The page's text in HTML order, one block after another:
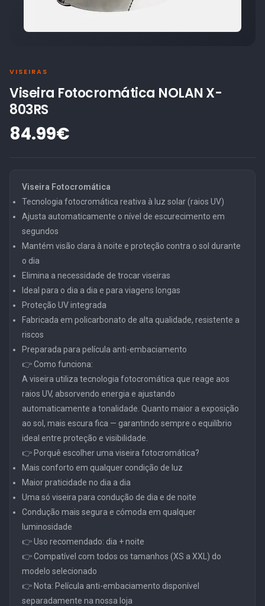
VISEIRAS
Viseira Fotocromática NOLAN X-
803RS
84.99€
Viseira Fotocromática
Tecnologia fotocromática reativa à luz solar (raios UV)
Ajusta automaticamente o nível de escurecimento em
segundos
Mantém visão clara à noite e proteção contra o sol durante
o dia
Elimina a necessidade de trocar viseiras
Ideal para o dia a dia e para viagens longas
Proteção UV integrada
Fabricada em policarbonato de alta qualidade, resistente a
riscos
Preparada para película anti-embaciamento
👉 Como funciona:
A viseira utiliza tecnologia fotocromática que reage aos
raios UV, absorvendo energia e ajustando
automaticamente a tonalidade. Quanto maior a exposição
ao sol, mais escura fica — garantindo sempre o equilíbrio
ideal entre proteção e visibilidade.
👉 Porquê escolher uma viseira fotocromática?
Mais conforto em qualquer condição de luz
Maior praticidade no dia a dia
Uma só viseira para condução de dia e de noite
Condução mais segura e cómoda em qualquer
luminosidade
👉 Uso recomendado: dia + noite
👉 Compatível com todos os tamanhos (XS a XXL) do
modelo selecionado
👉 Nota: Película anti-embaciamento disponível
separadamente na nossa loja